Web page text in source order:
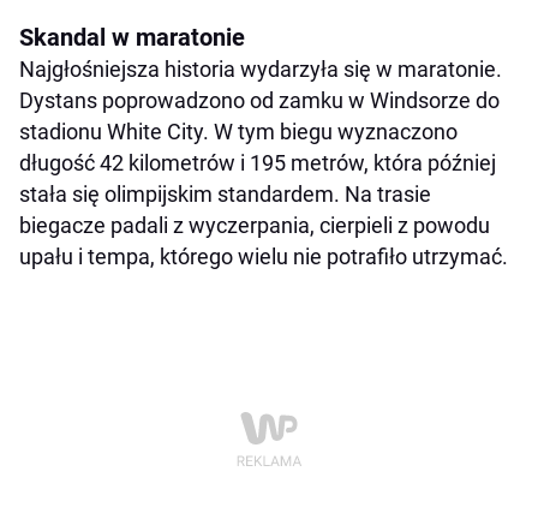
Skandal w maratonie
Najgłośniejsza historia wydarzyła się w maratonie.
Dystans poprowadzono od zamku w Windsorze do
stadionu White City. W tym biegu wyznaczono
długość 42 kilometrów i 195 metrów, która później
stała się olimpijskim standardem. Na trasie
biegacze padali z wyczerpania, cierpieli z powodu
upału i tempa, którego wielu nie potrafiło utrzymać.